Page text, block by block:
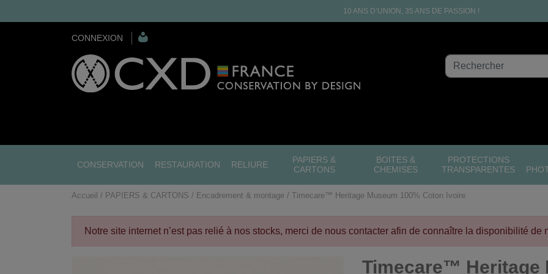
10 ANS D’UNION, 35 ANS DE PASSION !
CONNEXION
CONSERVATION RESTAURATION RELIURE
PAPIERS &
CARTONS
BOITES &
CHEMISES
PROTECTIONS
TRANSPARENTES
Accueil PAPIERS & CARTONS Encadrement & montage Timecare™ Heritage Museum 100% Coton Ivoire
Notre site internet n’est pas relié à nos stocks, merci de nous contacter afin de connaître la disponibilité de
Timecare™ Heritage